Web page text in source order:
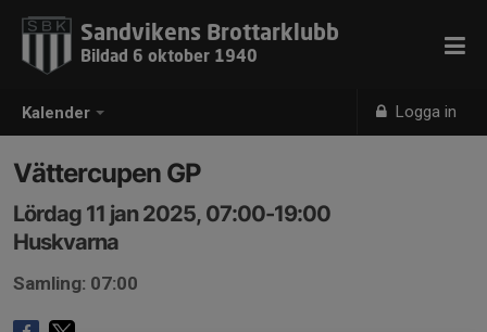
Kalender Logga in
Sandvikens Brottarklubb
Bildad 6 oktober 1940
Vättercupen GP
Lördag 11 jan 2025, 07:00-19:00
Huskvarna
Samling: 07:00